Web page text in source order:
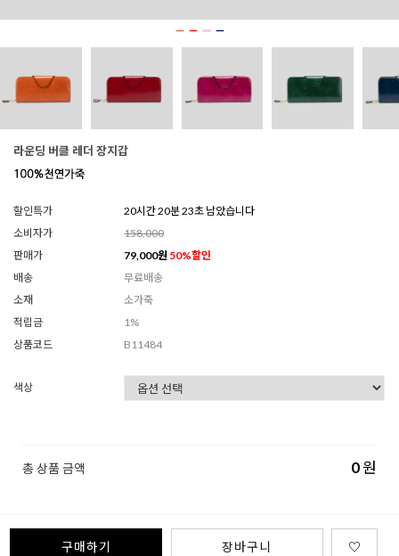
라운딩 버클 레더 장지갑
할인특가
20시간 20분 21초 남았습니다
소비자가
158,000
판매가
79,000원 50%할인
배송
무료배송
소재
소가죽
적립금
1%
상품코드
B11484
색상
총 상품 금액 0원
구매하기 장바구니 ♡